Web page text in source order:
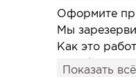
Оформите
Мы
Как это
1. Выберите
Показать всё